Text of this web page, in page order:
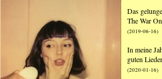
Das
The War
(2019-06-16)
In meine
guten
(2020-01-16)